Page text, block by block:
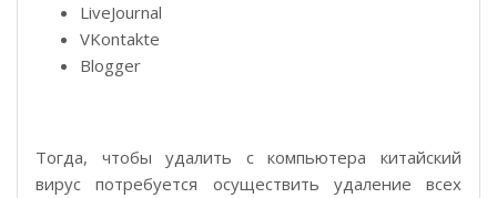
LiveJournal
VKontakte
Blogger
Тогда, чтобы удалить с компьютера китайский
вирус потребуется осуществить удаление всех